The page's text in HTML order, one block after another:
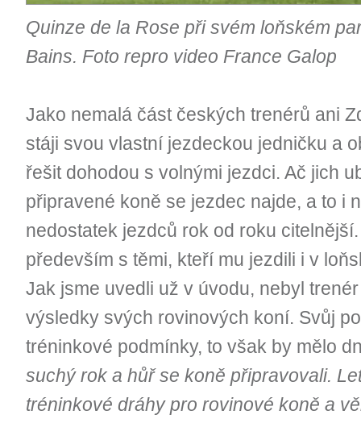
Quinze de la Rose při svém loňském
Bains. Foto repro video France Galop
Jako nemalá část českých trenérů ani
stáji svou vlastní jezdeckou jedničku a
řešit dohodou s volnými jezdci. Ač jich
připravené koně se jezdec najde, a to i
nedostatek jezdců rok od roku
především s těmi, kteří mu jezdili i v
Jak jsme uvedli už v úvodu, nebyl
výsledky svých rovinových koní. Svůj
tréninkové podmínky, to však by mělo
suchý rok a hůř se koně připravovali.
tréninkové dráhy pro rovinové koně a